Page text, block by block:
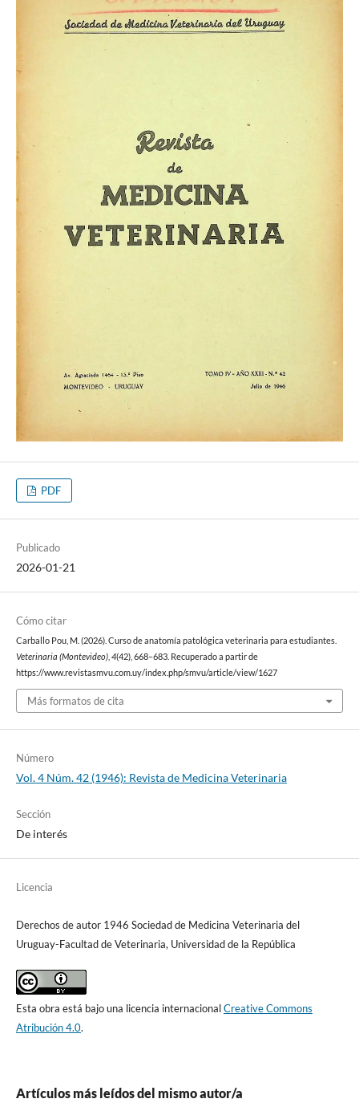
PDF
Publicado
2026-01-21
Cómo citar
Carballo Pou, M. (2026). Curso de anatomía patológica veterinaria para estudiantes.
Veterinaria (Montevideo), 4(42), 668–683. Recuperado a partir de
https://www.revistasmvu.com.uy/index.php/smvu/article/view/1627
Más formatos de cita
Número
Vol. 4 Núm. 42 (1946): Revista de Medicina Veterinaria
Sección
De interés
Licencia
Derechos de autor 1946 Sociedad de Medicina Veterinaria del
Uruguay-Facultad de Veterinaria, Universidad de la República
Esta obra está bajo una licencia internacionalCreative Commons
Atribución 4.0.
Artículos más leídos del mismo autor/a